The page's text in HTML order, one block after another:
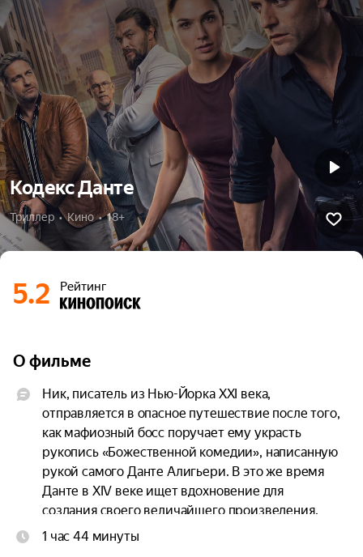
Кодекс Данте
Триллер  •  Кино  •  18+
5.2 Рейтинг
О фильме
Ник, писатель из Нью-Йорка XXI века,
отправляется в опасное путешествие после того,
как мафиозный босс поручает ему украсть
рукопись «Божественной комедии», написанную
рукой самого Данте Алигьери. В это же время
Данте в XIV веке ищет вдохновение для
создания своего величайшего произведения.
Каждого из мужчин неосознанно связывает
1 час 44 минуты